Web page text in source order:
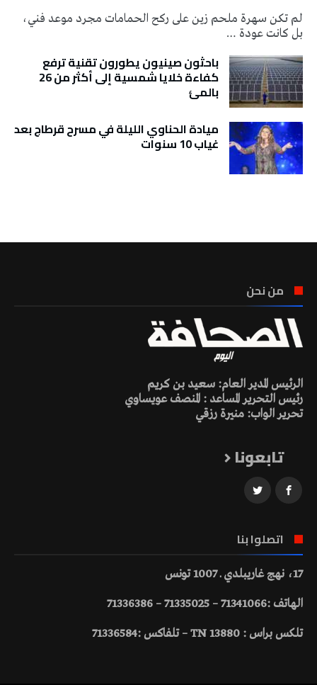
لم تكن سهرة ملحم زين على ركح الحمامات مجرد موعد فني،
بل كانت عودة …
باحثون صينيون يطورون تقنية ترفع
كفاءة خلايا شمسية إلى أكثر من 26
بالمئ
ميادة الحناوي الليلة في مسرح قرطاج بعد
غياب 10 سنوات
من نحن
الرئيس المدير العام: سعيد بن كريم
رئيس التحرير المساعد : المنصف عويساوي
تحرير الواب: منيرة رزقي
تابعونا
اتصلوا بنا
17، نهج غاريبلدي ـ 1007 تونس
الهاتف :71341066 – 71335025 – 71336386
تلكس براس : 13880 TN – تلفاكس :71336584